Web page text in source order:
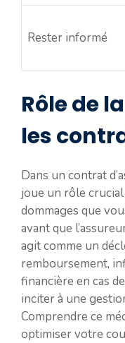
Rester informé
Rôle de
les
Dans un contrat
joue un rôle
dommages que
avant que
agit comme un
remboursement,
financière en cas
inciter à une
Comprendre ce
optimiser votre